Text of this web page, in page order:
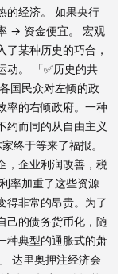
？！
认大哥
度
的经济。 如果央行
→ 资金便宜。 宏观
某种历史的巧合，
动。 「✅历史的共
国民众对左倾的政
率的右倾政府。一种
约而同的从自由主义
终于等来了福报。
，企业利润改善，税
率加重了这些资源
得非常的昂贵。为了
己的债务货币化，随
种典型的通胀式的萧
达里奥押注经济会